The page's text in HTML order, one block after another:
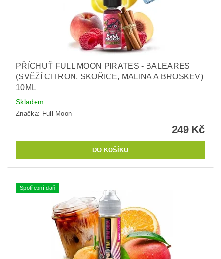
PŘÍCHUŤ FULL MOON PIRATES - BALEARES
(SVĚŽÍ CITRON, SKOŘICE, MALINA A BROSKEV)
10ML
Skladem
Značka: Full Moon
249 Kč
Spotřební daň